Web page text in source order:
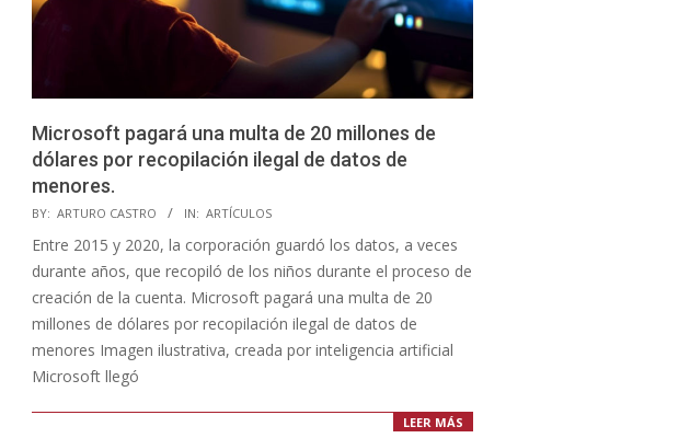
Microsoft pagará una multa de 20 millones de
dólares por recopilación ilegal de datos de
menores.
2023-
06-
08
BY: ARTURO CASTRO IN: ARTÍCULOS
Entre 2015 y 2020, la corporación guardó los datos, a veces
durante años, que recopiló de los niños durante el proceso de
creación de la cuenta. Microsoft pagará una multa de 20
millones de dólares por recopilación ilegal de datos de
menores Imagen ilustrativa, creada por inteligencia artificial
Microsoft llegó
LEER MÁS